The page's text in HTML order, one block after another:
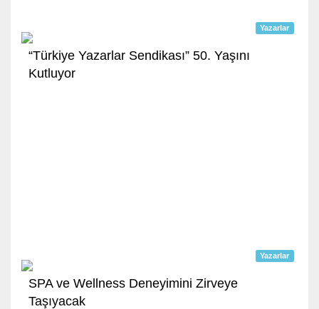
Yazarlar
“Türkiye Yazarlar Sendikası” 50. Yaşını
Kutluyor
Yazarlar
SPA ve Wellness Deneyimini Zirveye
Taşıyacak